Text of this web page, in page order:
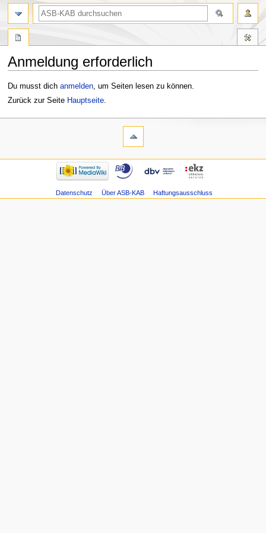
Anmeldung erforderlich
Zur
Navigation
Zur
Suche
Du musst dich anmelden, um Seiten lesen zu können.
Zurück zur Seite Hauptseite.
Datenschutz Über ASB-KAB Haftungsausschluss